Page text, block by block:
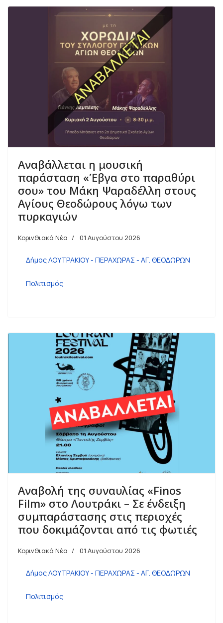
Αναβάλλεται η μουσική
παράσταση «Έβγα στο παραθύρι
σου» του Μάκη Ψαραδέλλη στους
Αγίους Θεοδώρους λόγω των
πυρκαγιών
Κορινθιακά Νέα 01 Αυγούστου 2026
Δήμος ΛΟΥΤΡΑΚΙΟΥ - ΠΕΡΑΧΩΡΑΣ - ΑΓ. ΘΕΟΔΩΡΩΝ
Πολιτισμός
Αναβολή της συναυλίας «Finos
Film» στο Λουτράκι – Σε ένδειξη
συμπαράστασης στις περιοχές
που δοκιμάζονται από τις φωτιές
Κορινθιακά Νέα 01 Αυγούστου 2026
Δήμος ΛΟΥΤΡΑΚΙΟΥ - ΠΕΡΑΧΩΡΑΣ - ΑΓ. ΘΕΟΔΩΡΩΝ
Πολιτισμός